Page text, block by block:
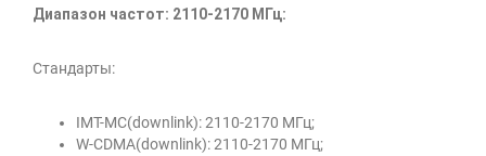
Диапазон частот: 2110-2170 МГц:
Стандарты:
IMT-MC(downlink): 2110-2170 МГц;
W-CDMA(downlink): 2110-2170 МГц;